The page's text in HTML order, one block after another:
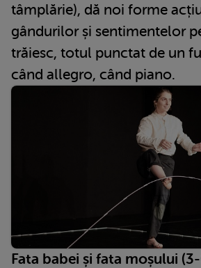
tâmplărie), dă noi forme
gândurilor și sentimentelor
trăiesc, totul punctat de un
când allegro, când piano.
Fata babei și fata moșului